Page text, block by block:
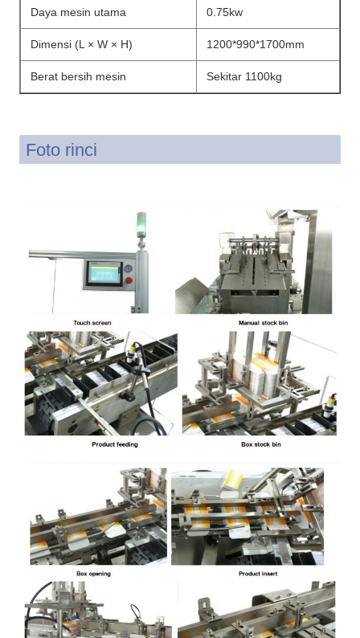
Daya mesin utama 0.75kw
Dimensi (L × W × H) 1200*990*1700mm
Berat bersih mesin Sekitar 1100kg
Foto rinci